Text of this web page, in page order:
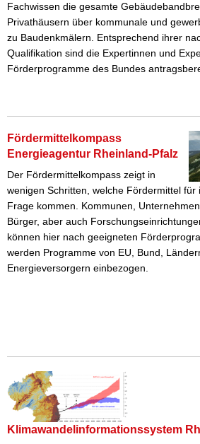
Fachwissen die gesamte
Privathäusern über kommunale und
zu Baudenkmälern. Entsprechend ihrer
Qualifikation sind die Expertinnen und
Förderprogramme des Bundes
Fördermittelkompass
Energieagentur Rheinland-Pfalz
Der Fördermittelkompass zeigt in
wenigen Schritten, welche Fördermittel für
Frage kommen. Kommunen,
Bürger, aber auch
können hier nach geeigneten
werden Programme von EU, Bund,
Energieversorgern einbezogen.
Klimawandelinformationssystem